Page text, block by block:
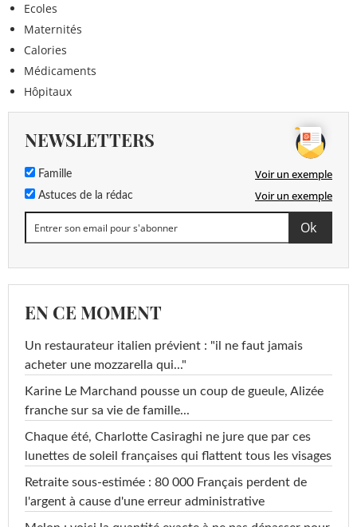
Ecoles
Maternités
Calories
Médicaments
Hôpitaux
NEWSLETTERS
Famille Voir un exemple
Astuces de la rédac Voir un exemple
EN CE MOMENT
Un restaurateur italien prévient : "il ne faut jamais
acheter une mozzarella qui..."
Karine Le Marchand pousse un coup de gueule, Alizée
franche sur sa vie de famille...
Chaque été, Charlotte Casiraghi ne jure que par ces
lunettes de soleil françaises qui flattent tous les visages
Retraite sous-estimée : 80 000 Français perdent de
l'argent à cause d'une erreur administrative